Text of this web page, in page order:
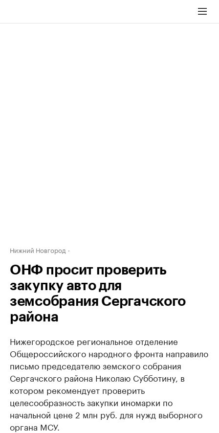
Нижний Новгород
ОНФ просит проверить
закупку авто для
земсобрания Сергачского
района
Нижегородское региональное отделение
Общероссийского народного фронта направило
письмо председателю земского собрания
Сергачского района Николаю Субботину, в
котором рекомендует проверить
целесообразность закупки иномарки по
начальной цене 2 млн руб. для нужд выборного
органа МСУ.